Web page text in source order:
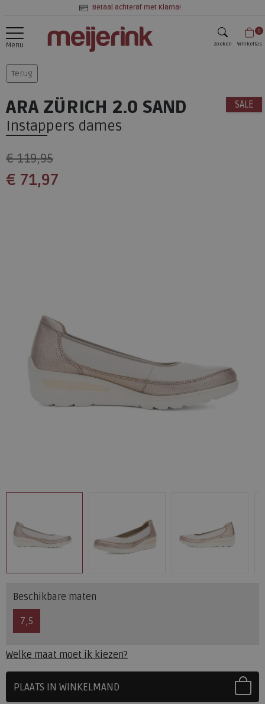
Betaal achteraf met Klarna!
Menu zoeken
0
Winkeltas
Terug
SALE
ARA ZÜRICH 2.0 SAND
Instappers dames
€ 119,95
€ 71,97
Beschikbare maten
7,5
Welke maat moet ik kiezen?
PLAATS IN WINKELMAND